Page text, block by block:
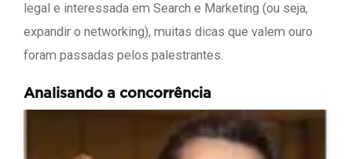
legal e interessada em Search e Marketing (ou seja,
expandir o networking), muitas dicas que valem ouro
foram passadas pelos palestrantes.
Analisando a concorrência